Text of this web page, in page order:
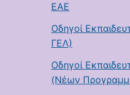
ΕΑΕ
Οδηγοί
ΓΕΛ)
Οδηγοί
(Νέων